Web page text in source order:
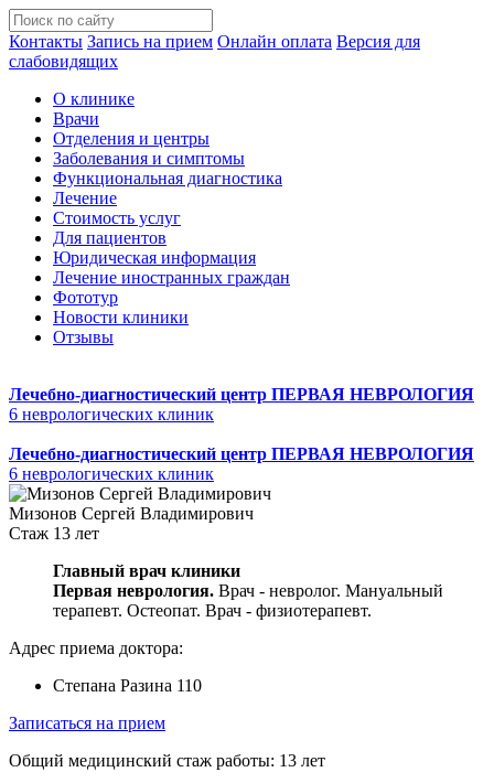
Контакты Запись на прием Онлайн оплата Версия для
слабовидящих
О клинике
Врачи
Отделения и центры
Заболевания и симптомы
Функциональная диагностика
Лечение
Стоимость услуг
Для пациентов
Юридическая информация
Лечение иностранных граждан
Фототур
Новости клиники
Отзывы
Лечебно-диагностический центр ПЕРВАЯ НЕВРОЛОГИЯ
6 неврологических клиник
Лечебно-диагностический центр ПЕРВАЯ НЕВРОЛОГИЯ
6 неврологических клиник
Мизонов Сергей Владимирович
Стаж 13 лет
Главный врач клиники
Первая неврология. Врач - невролог. Мануальный
терапевт. Остеопат. Врач - физиотерапевт.
Адрес приема доктора:
Степана Разина 110
Записаться на прием
Общий медицинский стаж работы: 13 лет